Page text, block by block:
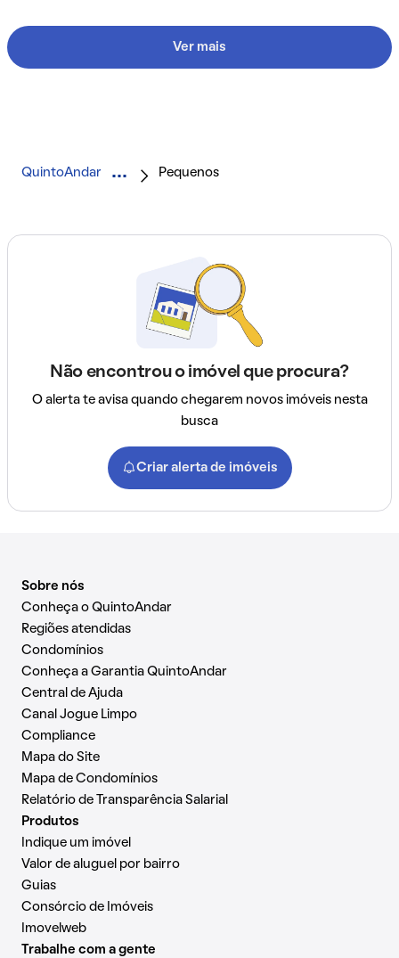
Ver mais
QuintoAndar Pequenos
Não encontrou o imóvel que procura?
O alerta te avisa quando chegarem novos imóveis nesta
busca
Criar alerta de imóveis
Sobre nós
Conheça o QuintoAndar
Regiões atendidas
Condomínios
Conheça a Garantia QuintoAndar
Central de Ajuda
Canal Jogue Limpo
Compliance
Mapa do Site
Mapa de Condomínios
Relatório de Transparência Salarial
Produtos
Indique um imóvel
Valor de aluguel por bairro
Guias
Consórcio de Imóveis
Imovelweb
Trabalhe com a gente